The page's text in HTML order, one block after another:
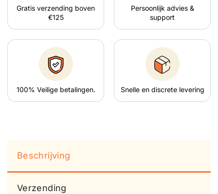
Gratis verzending boven
€125
Persoonlijk advies &
support
100% Veilige betalingen. Snelle en discrete levering
Beschrijving
Verzending